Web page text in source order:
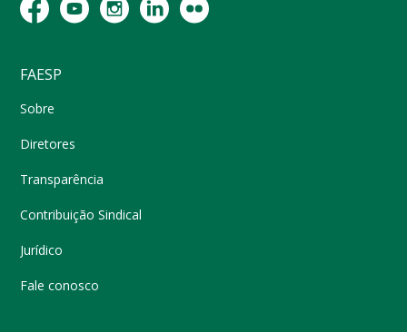
FAESP
Sobre
Diretores
Transparência
Contribuição Sindical
Jurídico
Fale conosco